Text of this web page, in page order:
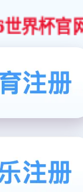
官网合作